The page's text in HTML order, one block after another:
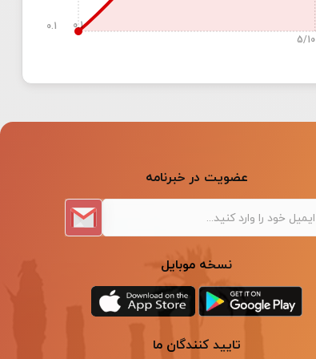
0.1
5/10
0.1
عضویت در خبرنامه
نسخه موبایل
تایید کنندگان ما